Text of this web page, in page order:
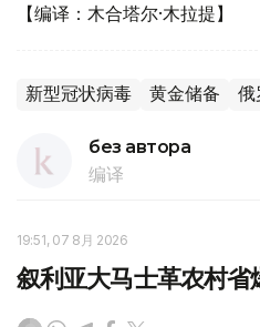
【编译：木合塔尔·木拉提】
新型冠状病毒 黄金储备 俄
без автора
编译
19:51, 07 8月 2026
叙利亚大马士革农村省